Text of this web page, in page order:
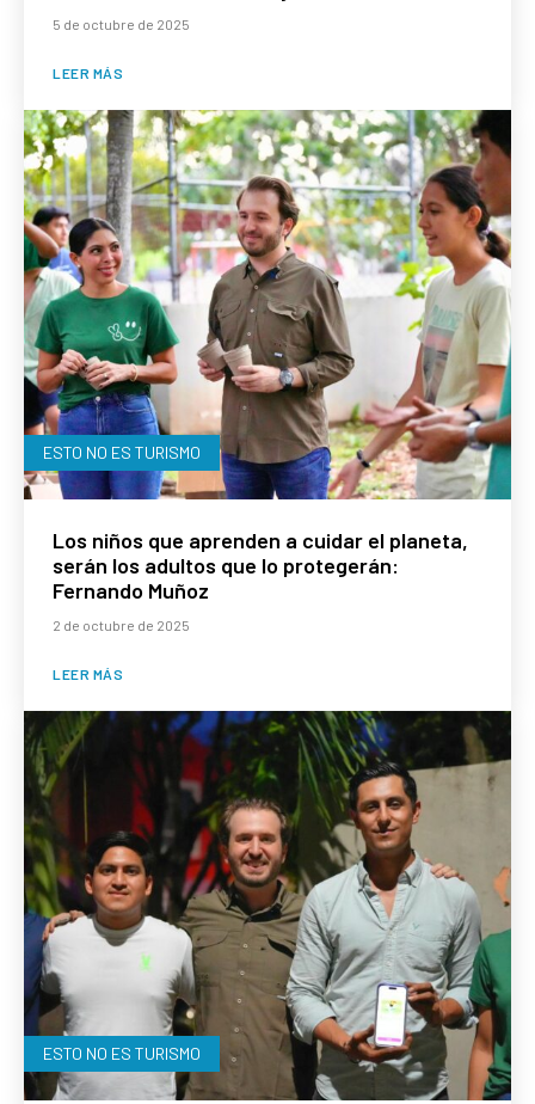
5 de octubre de 2025
LEER MÁS
ESTO NO ES TURISMO
Los niños que aprenden a cuidar el planeta,
serán los adultos que lo protegerán:
Fernando Muñoz
2 de octubre de 2025
LEER MÁS
ESTO NO ES TURISMO